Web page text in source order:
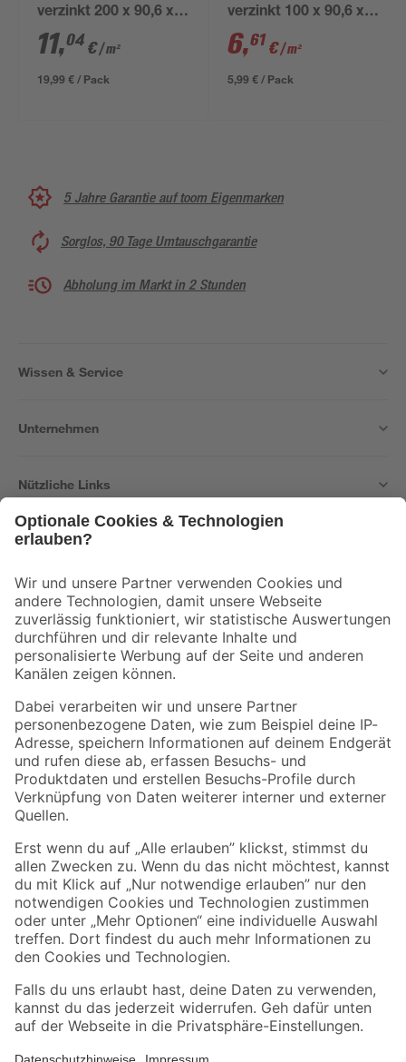
verzinkt 200 x 90,6 x
0,035 cm
11,04 €/ m²
19,99 € / Pack
verzinkt 100 x 90,6 x
0,035 cm
6,61 €/ m²
5,99 € / Pack
5 Jahre Garantie auf toom Eigenmarken
Sorglos, 90 Tage Umtauschgarantie
Abholung im Markt in 2 Stunden
Wissen & Service
Unternehmen
Nützliche Links
Der toom Newsletter: Keine Angebote und Aktionen mehr verpassen!
Zur Newsletter Anmeldung
Folge uns
Zahlungsarten Versandarten
Sicher einkaufen
Jetzt die toom-App herunterladen
Alle Preisangaben in EUR inkl. gesetzl. MwSt.. Die dargestellten Angebote sind unter
Umständen nicht in allen Märkten verfügbar. Die angegebenen Verfügbarkeiten beziehen
Produkte nur solange der Vorrat reicht.